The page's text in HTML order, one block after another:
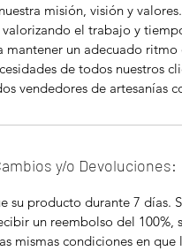
misión, visión y
valorizando el trabajo y
mantener un adecuado
de todos nuestros
vendedores de artesanías
y/o Devoluciones:
su producto durante 7 días.
un reembolso del 100%,
mismas condiciones en